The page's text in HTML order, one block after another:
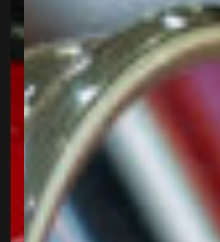
À propos de moi
Mes projets
Contact